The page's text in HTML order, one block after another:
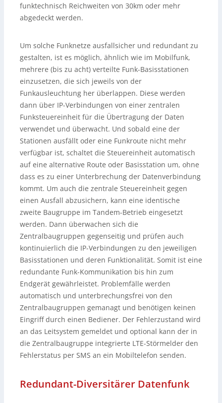
funktechnisch Reichweiten von 30km oder mehr
abgedeckt werden.
Um solche Funknetze ausfallsicher und redundant zu
gestalten, ist es möglich, ähnlich wie im Mobilfunk,
mehrere (bis zu acht) verteilte Funk-Basisstationen
einzusetzen, die sich jeweils von der
Funkausleuchtung her überlappen. Diese werden
dann über IP-Verbindungen von einer zentralen
Funksteuereinheit für die Übertragung der Daten
verwendet und überwacht. Und sobald eine der
Stationen ausfällt oder eine Funkroute nicht mehr
verfügbar ist, schaltet die Steuereinheit automatisch
auf eine alternative Route oder Basisstation um, ohne
dass es zu einer Unterbrechung der Datenverbindung
kommt. Um auch die zentrale Steuereinheit gegen
einen Ausfall abzusichern, kann eine identische
zweite Baugruppe im Tandem-Betrieb eingesetzt
werden. Dann überwachen sich die
Zentralbaugruppen gegenseitig und prüfen auch
kontinuierlich die IP-Verbindungen zu den jeweiligen
Basisstationen und deren Funktionalität. Somit ist eine
redundante Funk-Kommunikation bis hin zum
Endgerät gewährleistet. Problemfälle werden
automatisch und unterbrechungsfrei von den
Zentralbaugruppen gemanagt und benötigen keinen
Eingriff durch einen Bediener. Der Fehlerzustand wird
an das Leitsystem gemeldet und optional kann der in
die Zentralbaugruppe integrierte LTE-Störmelder den
Fehlerstatus per SMS an ein Mobiltelefon senden.
Redundant-Diversitärer Datenfunk